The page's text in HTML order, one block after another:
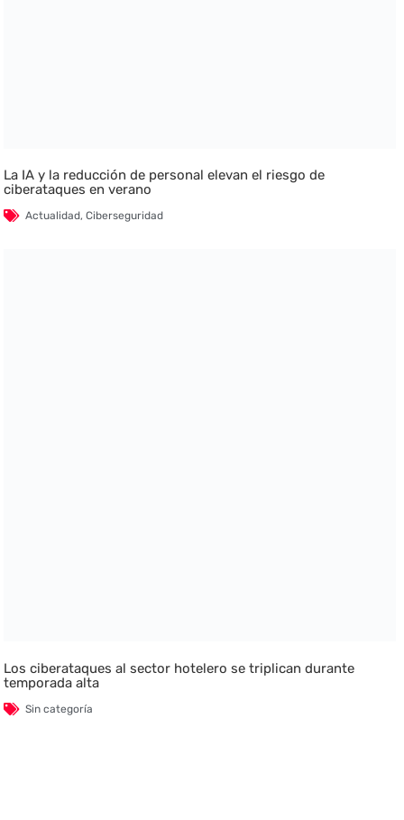
La IA y la reducción de personal elevan el riesgo de
ciberataques en verano
Actualidad,Ciberseguridad
Los ciberataques al sector hotelero se triplican durante
temporada alta
Sin categoría